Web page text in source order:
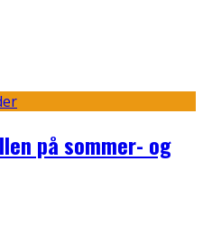
på sommer- og